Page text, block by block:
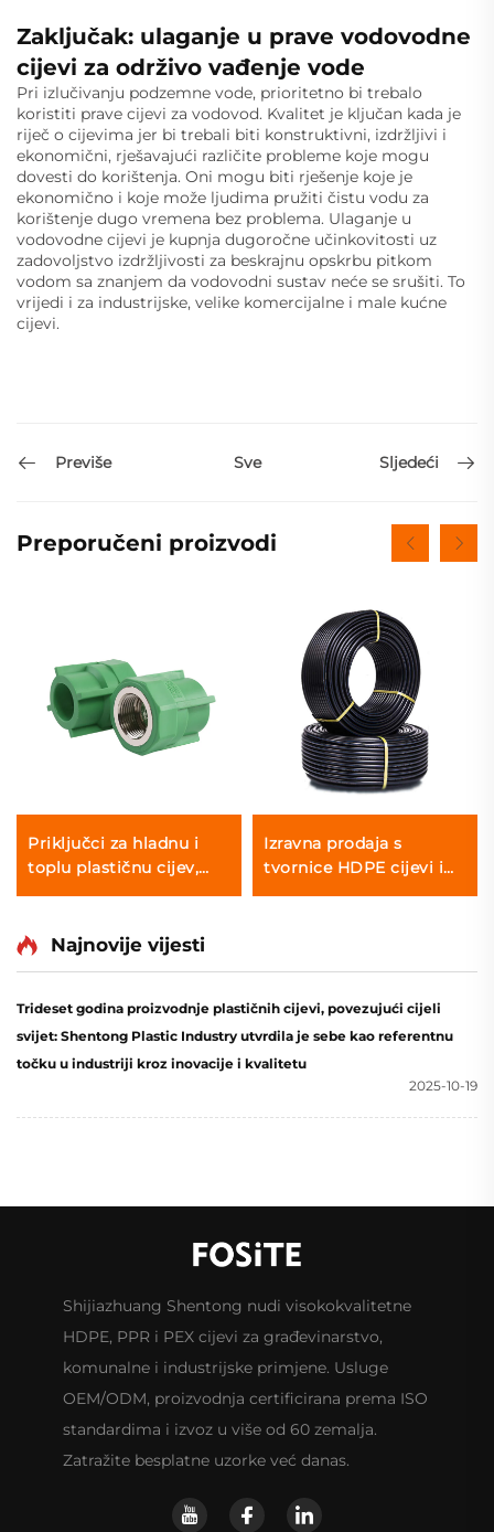
Zaključak: ulaganje u prave vodovodne
cijevi za održivo vađenje vode
Pri izlučivanju podzemne vode, prioritetno bi trebalo
koristiti prave cijevi za vodovod. Kvalitet je ključan kada je
riječ o cijevima jer bi trebali biti konstruktivni, izdržljivi i
ekonomični, rješavajući različite probleme koje mogu
dovesti do korištenja. Oni mogu biti rješenje koje je
ekonomično i koje može ljudima pružiti čistu vodu za
korištenje dugo vremena bez problema. Ulaganje u
vodovodne cijevi je kupnja dugoročne učinkovitosti uz
zadovoljstvo izdržljivosti za beskrajnu opskrbu pitkom
vodom sa znanjem da vodovodni sustav neće se srušiti. To
vrijedi i za industrijske, velike komercijalne i male kućne
cijevi.
Previše Sve Sljedeći
Preporučeni proizvodi
Priključci za hladnu i
toplu plastičnu cijev,
ženski adapter za PPR
Izravna prodaja s
tvornice HDPE cijevi i
spojnice za vruću
Najnovije vijesti
Trideset godina proizvodnje plastičnih cijevi, povezujući cijeli
svijet: Shentong Plastic Industry utvrdila je sebe kao referentnu
točku u industriji kroz inovacije i kvalitetu
2025-10-19
Shijiazhuang Shentong nudi visokokvalitetne
HDPE, PPR i PEX cijevi za građevinarstvo,
komunalne i industrijske primjene. Usluge
OEM/ODM, proizvodnja certificirana prema ISO
standardima i izvoz u više od 60 zemalja.
Zatražite besplatne uzorke već danas.